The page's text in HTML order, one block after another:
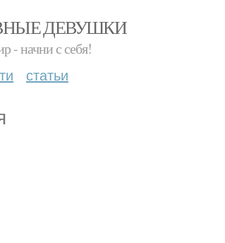
ДЕВУШКИ
- начни с себя!
статьи